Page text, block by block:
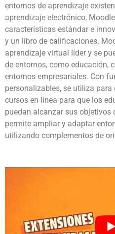
entornos de aprendizaje
aprendizaje electrónico,
características estándar e
y un libro de calificaciones.
aprendizaje virtual líder y se
de entornos, como educación,
entornos empresariales. Con
personalizables, se utiliza
cursos en línea para que los
puedan alcanzar sus objetivos
permite ampliar y adaptar
utilizando complementos de